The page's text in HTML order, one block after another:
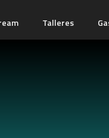
Talleres